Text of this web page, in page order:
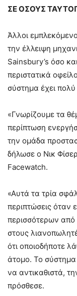
ΣΕ ΟΣΟΥΣ
Άλλοι
την έλλειψη
Sainsbury’s όσο
περιστατικά
σύστημα έχει
«Γνωρίζουμε τα
περίπτωση
την ομάδα
δήλωσε ο Νικ
Facewatch.
«Αυτά τα τρία
περιπτώσεις όταν
περισσότερων
στους
ότι οποιοδήποτε
άτομο. Το σύστημα
να αντικαθιστά,
πρόσθεσε.